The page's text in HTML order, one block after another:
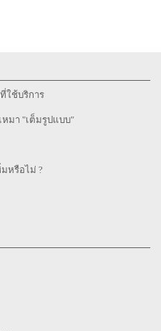
ใช้บริการ
หมา "เต็มรูปแบบ"
หรือไม่ ?